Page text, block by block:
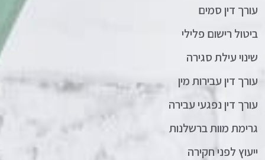
עורך דין סמים
ביטול רישום פלילי
שינוי עילת סגירה
עורך דין עבירות מין
עורך דין נפגעי עבירה
גרימת מוות ברשלנות
ייעוץ לפני חקירה